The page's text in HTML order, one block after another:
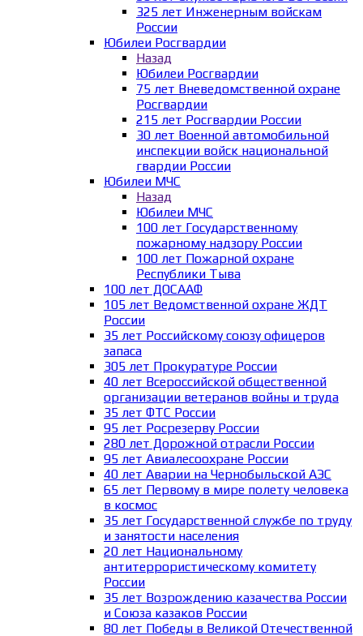
325 лет Инженерным войскам
России
Юбилеи Росгвардии
Назад
Юбилеи Росгвардии
75 лет Вневедомственной охране
Росгвардии
215 лет Росгвардии России
30 лет Военной автомобильной
инспекции войск национальной
гвардии России
Юбилеи МЧС
Назад
Юбилеи МЧС
100 лет Государственному
пожарному надзору России
100 лет Пожарной охране
Республики Тыва
100 лет ДОСААФ
105 лет Ведомственной охране ЖДТ
России
35 лет Российскому союзу офицеров
запаса
305 лет Прокуратуре России
40 лет Всероссийской общественной
организации ветеранов войны и труда
35 лет ФТС России
95 лет Росрезерву России
280 лет Дорожной отрасли России
95 лет Авиалесоохране России
40 лет Аварии на Чернобыльской АЭС
65 лет Первому в мире полету человека
в космос
35 лет Государственной службе по труду
и занятости населения
20 лет Национальному
антитеррористическому комитету
России
35 лет Возрождению казачества России
и Союза казаков России
80 лет Победы в Великой Отечественной